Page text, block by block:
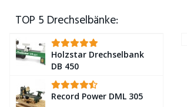
TOP 5 Drechselbänke:
Holzstar Drechselbank
DB 450
Record Power DML 305